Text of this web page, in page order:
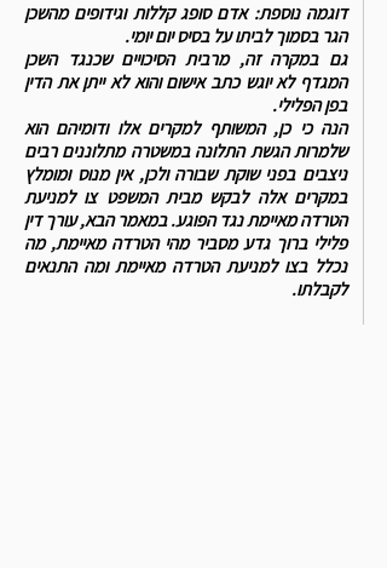
דוגמה נוספת: אדם סופג קללות וגידופים מהשכן
הגר בסמוך לביתו על בסיס יום יומי.
גם במקרה זה, מרבית הסיכויים שכנגד השכן
המגדף לא יוגש כתב אישום והוא לא ייתן את הדין
בפן הפלילי.
הנה כי כן, המשותף למקרים אלו ודומיהם הוא
שלמרות הגשת התלונהבמשטרה מתלוננים רבים
ניצבים בפני שוקת שבורה ולכן, אין מנוס ומומלץ
במקרים אלה לבקש מבית המשפט צו למניעת
הטרדה מאיימת נגד הפוגע. במאמר הבא, עורך דין
פלילי ברוך גדע מסביר מהי הטרדה מאיימת, מה
נכלל בצו למניעת הטרדה מאיימת ומה התנאים
לקבלתו.